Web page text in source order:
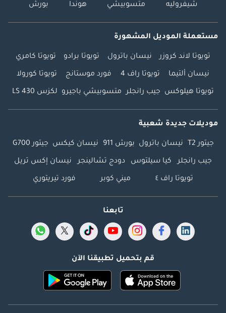
شيفروليه متسوبيشي هوندا بورش
مستعملة الموديل المشهورة
تويوتا لاند كروزر نيسان باترول تويوتا برادو تويوتا كامري
نيسان ألتيما تويوتا راف 4 فورد موستانج تويوتا كورولا
تويوتا هيلوكس جيب رانجلر متسوبيشي باجيرو لكزس LS 430
موديلات جديدة شعبية
جيتور T2 نيسان باترول بورش 911 نيسان كيكس جيتور G700
جيب رانجلر كيا سيلتوس دودج تشالينجر نيسان إكس تريل
تويوتا راف ٤ ميني كوبر فورد تيريتوري
تابعنا
قم بتحميل تطبيقنا الآن